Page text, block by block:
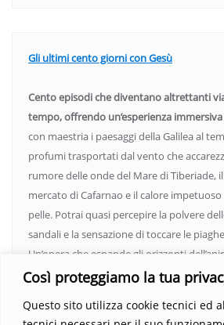
Così proteggiamo la tua
Questo sito utilizza cookie tecnici ed
Gli ultimi cento giorni con Gesù
Cento episodi che diventano altrettanti
tempo, offrendo un’esperienza
con maestria i paesaggi della Galilea al
profumi trasportati dal vento che
rumore delle onde del Mare di Tiberiade,
mercato di Cafarnao e il calore
pelle. Potrai quasi percepire la polvere
sandali e la sensazione di toccare le
Un’opera che espande gli orizzonti
vedere oltre i confini del conosciuto.
indimenticabile.Non perdere l’occasione